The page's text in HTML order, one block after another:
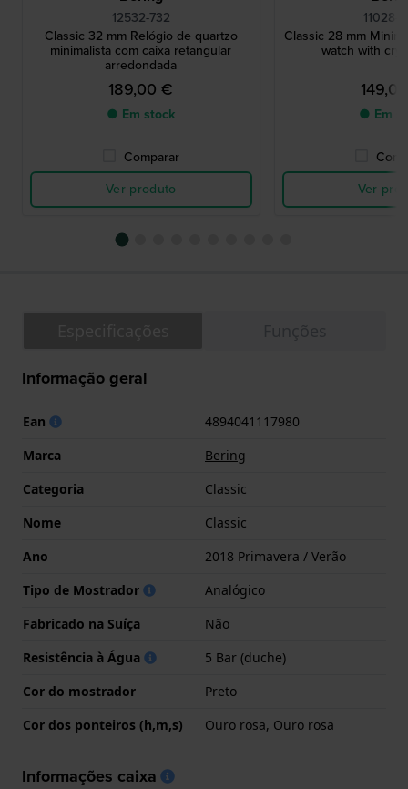
12532-732
Classic 32 mm Relógio de quartzo
minimalista com caixa retangular
arredondada
189,00 €
● Em stock
Comparar
Ver produto
11028-
Classic 28 mm
watch with
● Em
Ver
Informação geral
Ean
4894041117980
Marca
Bering
Categoria
Classic
Nome
Classic
Ano
2018 Primavera / Verão
Tipo de Mostrador
Analógico
Fabricado na Suíça
Não
Resistência à Água
5 Bar (duche)
Cor do mostrador
Preto
Cor dos ponteiros (h,m,s)
Ouro rosa, Ouro rosa
Informações caixa